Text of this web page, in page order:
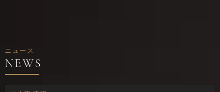
ニュース